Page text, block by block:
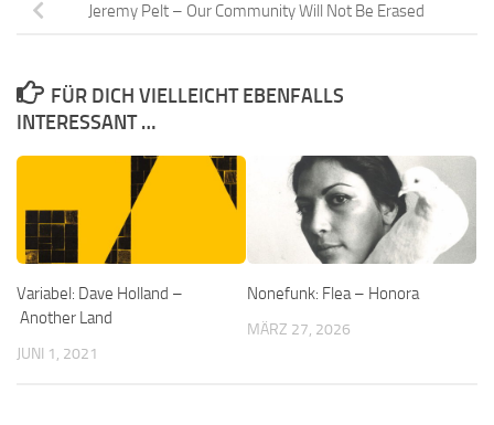
Jeremy Pelt – Our Community Will Not Be Erased
FÜR DICH VIELLEICHT EBENFALLS
INTERESSANT …
Variabel: Dave Holland –
Another Land
JUNI 1, 2021
Nonefunk: Flea – Honora
MÄRZ 27, 2026